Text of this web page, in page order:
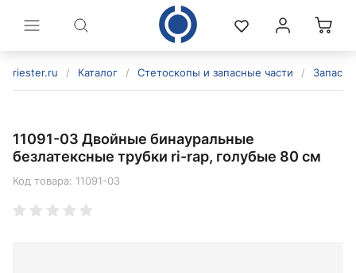
riester.ru / Каталог / Стетоскопы и запасные части /
11091-03 Двойные бинауральные
безлатексные трубки ri-rap, голубые 80 см
Код товара: 11091-03